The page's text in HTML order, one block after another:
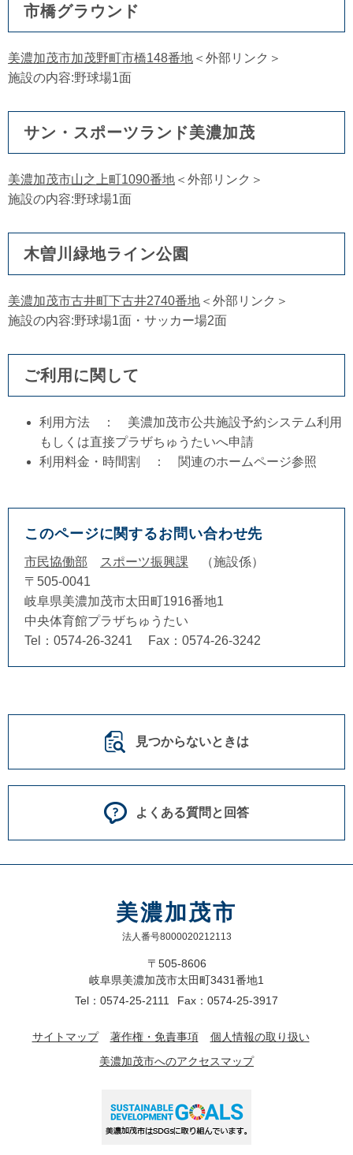
市橋グラウンド
美濃加茂市加茂野町市橋148番地 ＜外部リンク＞
施設の内容:野球場1面
サン・スポーツランド美濃加茂
美濃加茂市山之上町1090番地 ＜外部リンク＞
施設の内容:野球場1面
木曽川緑地ライン公園
美濃加茂市古井町下古井2740番地 ＜外部リンク＞
施設の内容:野球場1面・サッカー場2面
ご利用に関して
利用方法 ： 美濃加茂市公共施設予約システム利用
もしくは直接プラザちゅうたいへ申請
利用料金・時間割 ： 関連のホームページ参照
このページに関するお問い合わせ先
市民協働部 スポーツ振興課
施設係
〒505-0041
岐阜県美濃加茂市太田町1916番地1
中央体育館プラザちゅうたい
Tel：0574-26-3241
Fax：0574-26-3242
見つからないときは
よくある質問と回答
美濃加茂市
法人番号8000020212113
〒505-8606
岐阜県美濃加茂市太田町3431番地1
Tel：0574-25-2111
Fax：0574-25-3917
サイトマップ 著作権・免責事項
個人情報の取り扱い
美濃加茂市へのアクセスマップ